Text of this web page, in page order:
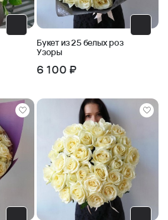
Букет из 25 белых роз
Узоры
6 100 ₽